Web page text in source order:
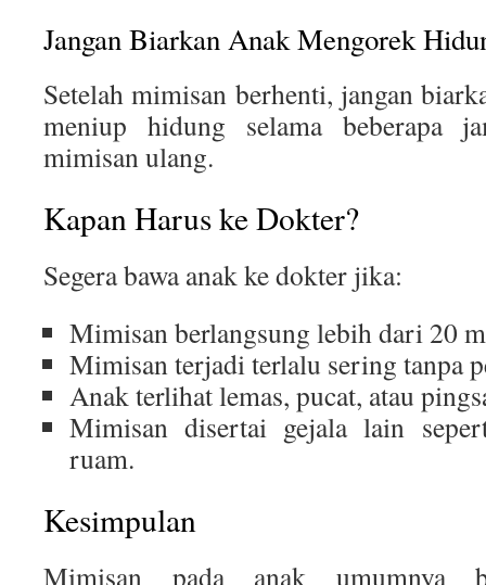
Jangan Biarkan Anak Mengorek
Setelah mimisan berhenti, jangan
meniup hidung selama beberapa
mimisan ulang.
Kapan Harus ke Dokter?
Segera bawa anak ke dokter jika:
Mimisan berlangsung lebih dari 20
Mimisan terjadi terlalu sering tanpa
Anak terlihat lemas, pucat, atau
Mimisan disertai gejala lain
ruam.
Kesimpulan
Mimisan pada anak umumnya